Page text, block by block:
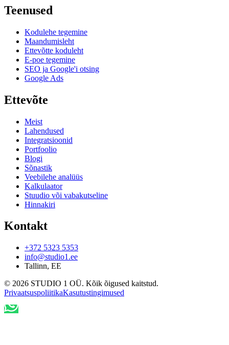
Teenused
Kodulehe tegemine
Maandumisleht
Ettevõtte koduleht
E-poe tegemine
SEO ja Google'i otsing
Google Ads
Ettevõte
Meist
Lahendused
Integratsioonid
Portfoolio
Blogi
Sõnastik
Veebilehe analüüs
Kalkulaator
Stuudio või vabakutseline
Hinnakiri
Kontakt
+372 5323 5353
info@studio1.ee
Tallinn, EE
© 2026 STUDIO 1 OÜ. Kõik õigused kaitstud.
PrivaatsuspoliitikaKasutustingimused